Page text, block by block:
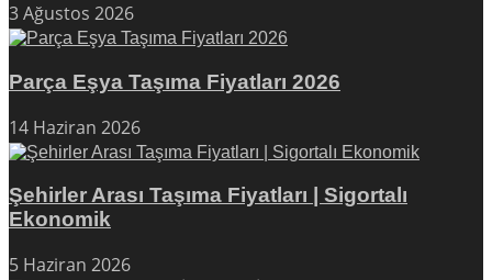
3 Ağustos 2026
Parça Eşya Taşıma Fiyatları 2026
14 Haziran 2026
Şehirler Arası Taşıma Fiyatları | Sigortalı
Ekonomik
5 Haziran 2026